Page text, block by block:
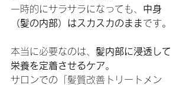
一時的にサラサラになっても、 中身
（髪の内部）はスカスカのままです。
本当に必要なのは、 髪内部に浸透して
栄養を定着させるケア。
サロンでの「髪質改善トリートメン